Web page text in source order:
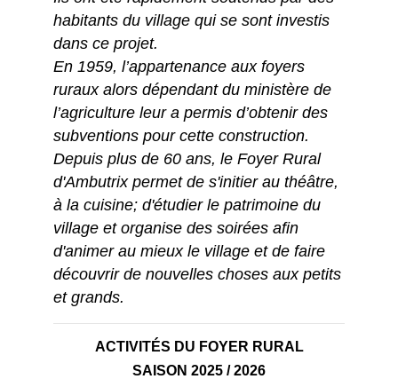
habitants du village qui se sont investis
dans ce projet.
En 1959, l’appartenance aux foyers
ruraux alors dépendant du ministère de
l’agriculture leur a permis d’obtenir des
subventions pour cette construction.
Depuis plus de 60 ans, le Foyer Rural
d'Ambutrix permet de s'initier au théâtre,
à la cuisine; d'étudier le patrimoine du
village et organise des soirées afin
d'animer au mieux le village et de faire
découvrir de nouvelles choses aux petits
et grands.
ACTIVITÉS DU FOYER RURAL
SAISON 2025 / 2026